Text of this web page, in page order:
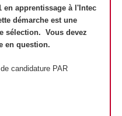
en apprentissage à l'Intec
démarche est une
sélection. Vous devez
en question.
candidature PAR